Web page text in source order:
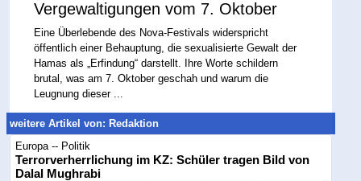
Vergewaltigungen vom 7. Oktober
Eine Überlebende des Nova-Festivals widerspricht
öffentlich einer Behauptung, die sexualisierte Gewalt der
Hamas als „Erfindung“ darstellt. Ihre Worte schildern
brutal, was am 7. Oktober geschah und warum die
Leugnung dieser ...
weitere Artikel von: Redaktion
Europa -- Politik
Terrorverherrlichung im KZ: Schüler tragen Bild von
Dalal Mughrabi